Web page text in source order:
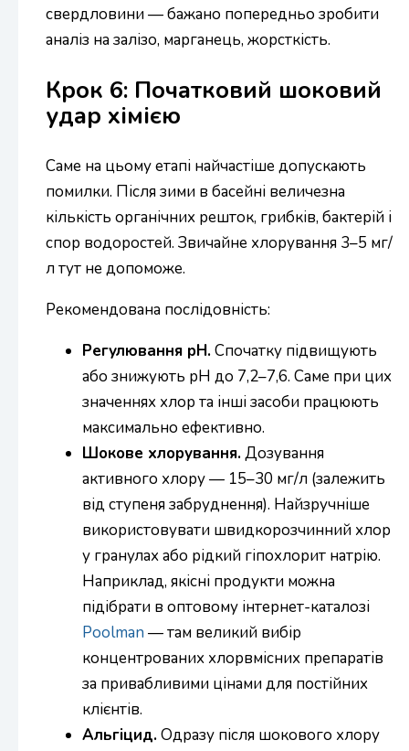
свердловини — бажано попередньо зробити
аналіз на залізо, марганець, жорсткість.
Крок 6: Початковий шоковий
удар хімією
Саме на цьому етапі найчастіше допускають
помилки. Після зими в басейні величезна
кількість органічних решток, грибків, бактерій і
спор водоростей. Звичайне хлорування 3–5 мг/
л тут не допоможе.
Рекомендована послідовність:
Регулювання pH.Спочатку підвищують
або знижують pH до 7,2–7,6. Саме при цих
значеннях хлор та інші засоби працюють
максимально ефективно.
Шокове хлорування.Дозування
активного хлору — 15–30 мг/л (залежить
від ступеня забруднення). Найзручніше
використовувати швидкорозчинний хлор
у гранулах або рідкий гіпохлорит натрію.
Наприклад, якісні продукти можна
підібрати в оптовому інтернет-каталозі
Poolman — там великий вибір
концентрованих хлорвмісних препаратів
за привабливими цінами для постійних
клієнтів.
Альгіцид.Одразу після шокового хлору